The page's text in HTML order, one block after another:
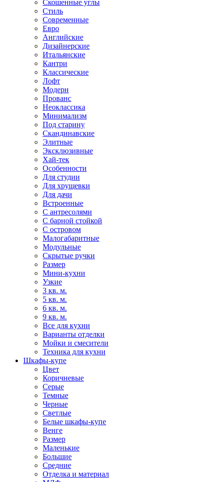
Скошенные углы
Стиль
Современные
Евро
Английские
Дизайнерские
Итальянские
Кантри
Классические
Лофт
Модерн
Прованс
Неоклассика
Минимализм
Под старину
Скандинавские
Элитные
Эксклюзивные
Хай-тек
Особенности
Для студии
Для хрущевки
Для дачи
Встроенные
С антресолями
С барной стойкой
С островом
Малогабаритные
Модульные
Скрытые ручки
Размер
Мини-кухни
Узкие
3 кв. м.
5 кв. м.
6 кв. м.
9 кв. м.
Все для кухни
Варианты отделки
Мойки и смесители
Техника для кухни
Шкафы-купе
Цвет
Коричневые
Серые
Темные
Черные
Светлые
Белые шкафы-купе
Венге
Размер
Маленькие
Большие
Средние
Отделка и материал